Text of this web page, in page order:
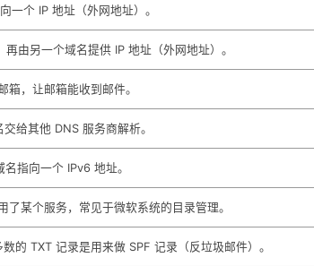
一个 IP 地址（外网地址）。
由另一个域名提供 IP 地址（外网地址）。
箱，让邮箱能收到邮件。
交给其他 DNS 服务商解析。
名指向一个 IPv6 地址。
了某个服务，常见于微软系统的目录管理。
的 TXT 记录是用来做 SPF 记录（反垃圾邮件）。